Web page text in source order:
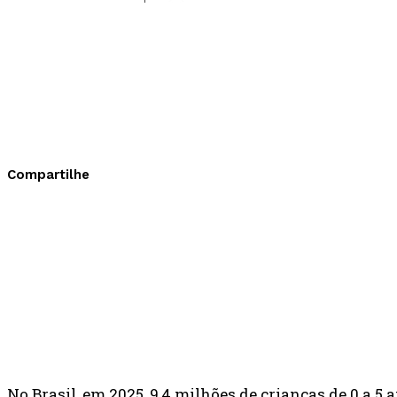
Compartilhe